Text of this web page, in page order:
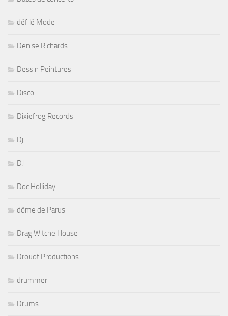
défilé Mode
Denise Richards
Dessin Peintures
Disco
Dixiefrog Records
Dj
DJ
Doc Holliday
dôme de Parus
Drag Witche House
Drouot Productions
drummer
Drums